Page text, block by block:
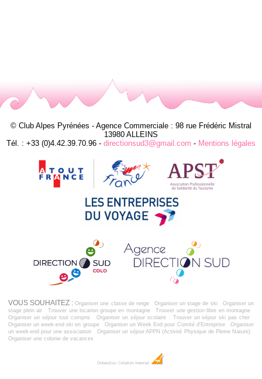
© Club Alpes Pyrénées - Agence Commerciale : 98 rue Frédéric Mistral
13980 ALLEINS
Tél. : +33 (0)4.42.39.70.96 - directionsud3@gmail.com - Mentions légales
VOUS SOUHAITEZ :Organiser une classe de neige Organiser un stage de ski
Organiser un
stage plein air
Trouver une location groupe en montagne
Trouver une gestion libre en montagne
Organiser un séjour tout compris
Organiser un séjour scolaire
Trouver un séjour ski pas cher
Organiser un week-end ski en groupe
Organiser un Week End pour Comité d'Entreprise
Organiser
un week-end pour une association
Organiser un séjour APPN (Activité Physique de Pleine Nature)
Organiser une colonie de vacances
Dobeuliou Création Internet